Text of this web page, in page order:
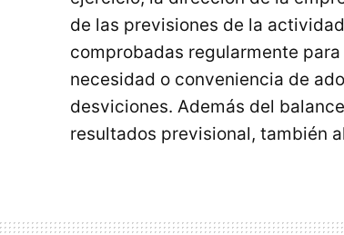
de las previsiones de la
comprobadas regularmente
necesidad o conveniencia de
desviciones. Además del
resultados previsional, también